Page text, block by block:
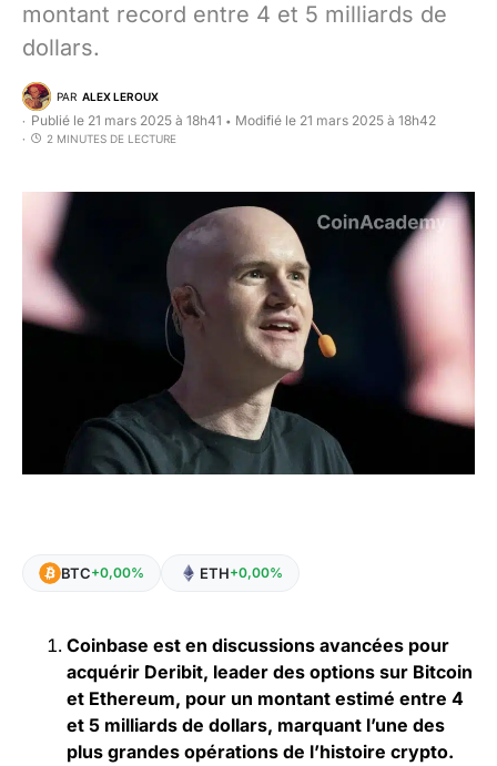
montant record entre 4 et 5 milliards de
dollars.
PAR ALEX LEROUX
Publié le 21 mars 2025 à 18h41 • Modifié le 21 mars 2025 à 18h42
2 MINUTES DE LECTURE
BTC+0,00% ETH+0,00%
Coinbase est en discussions avancées pour
acquérir Deribit, leader des options sur Bitcoin
et Ethereum, pour un montant estimé entre 4
et 5 milliards de dollars, marquant l’une des
plus grandes opérations de l’histoire crypto.